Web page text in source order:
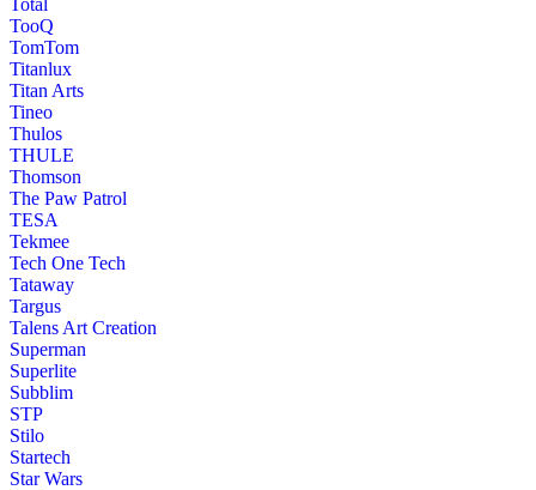
TooQ
TomTom
Titanlux
Titan Arts
Tineo
Thulos
THULE
Thomson
The Paw Patrol
TESA
Tekmee
Tech One Tech
Tataway
Targus
Talens Art Creation
Superman
Superlite
Subblim
STP
Stilo
Startech
Star Wars